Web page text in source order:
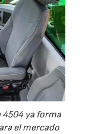
4504 ya forma
el mercado